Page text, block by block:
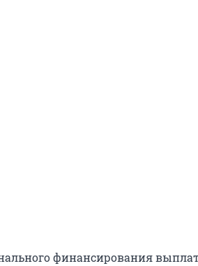
финансирования